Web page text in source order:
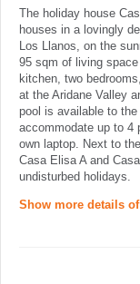
The holiday house
houses in a lovingly
Los Llanos, on the
95 sqm of living
kitchen, two
at the Aridane Valley
pool is available to
accommodate up to 4
own laptop. Next to
Casa Elisa A and
undisturbed holidays.
Show more details